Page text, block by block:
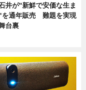
井が"新鮮で安価な生ま
を通年販売 難題を実現
台裏